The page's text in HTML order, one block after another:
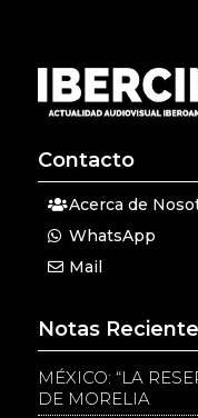
Contacto
Acerca de
WhatsApp
Mail
Notas
MÉXICO: “LA
DE MORELIA